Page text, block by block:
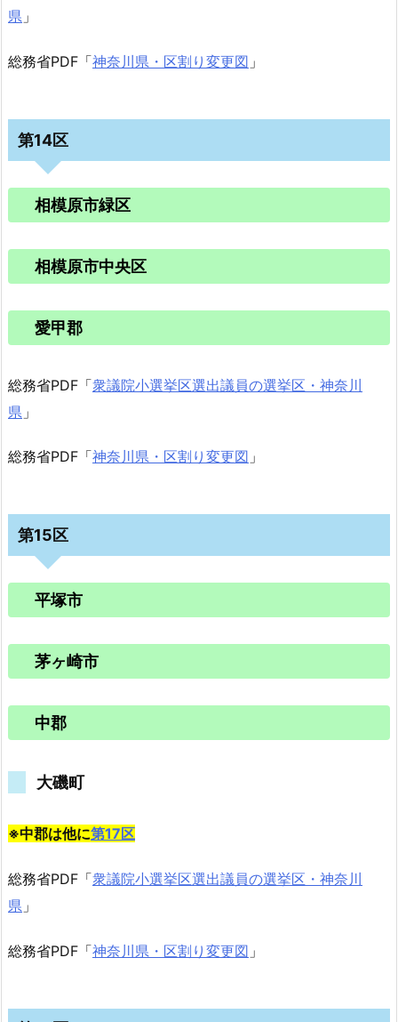
県 」
総務省PDF「神奈川県・区割り変更図 」
第14区
相模原市緑区
相模原市中央区
愛甲郡
総務省PDF「衆議院小選挙区選出議員の選挙区・神奈川
県 」
総務省PDF「神奈川県・区割り変更図 」
第15区
平塚市
茅ヶ崎市
中郡
大磯町
※中郡は他に第17区
総務省PDF「衆議院小選挙区選出議員の選挙区・神奈川
県 」
総務省PDF「神奈川県・区割り変更図 」